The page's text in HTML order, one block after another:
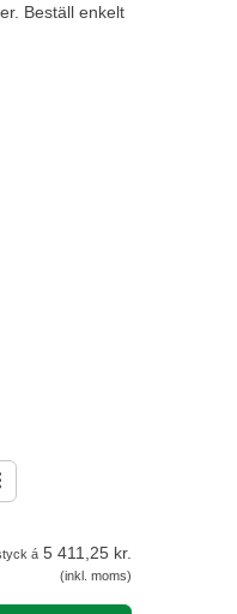
Beställ enkelt
á 5 411,25 kr.
(inkl. moms)